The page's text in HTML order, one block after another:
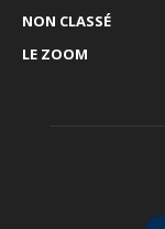
NON CLASSÉ
LE ZOOM